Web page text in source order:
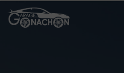
Panneau de gestion des cookies